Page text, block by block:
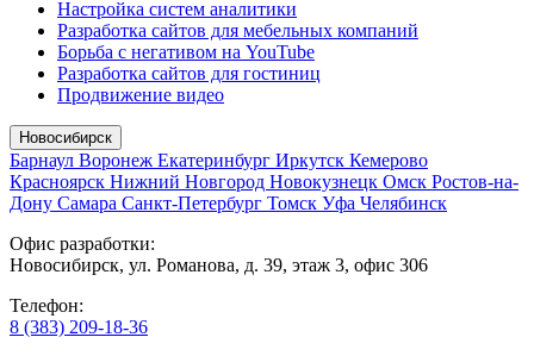
Настройка систем аналитики
Разработка сайтов для мебельных компаний
Борьба с негативом на YouTube
Разработка сайтов для гостиниц
Продвижение видео
Новосибирск
Барнаул Воронеж Екатеринбург Иркутск Кемерово
Красноярск Нижний Новгород Новокузнецк Омск Ростов-на-
Дону Самара Санкт-Петербург Томск Уфа Челябинск
Офис разработки:
Новосибирск, ул. Романова, д. 39, этаж 3, офис 306
Телефон:
8 (383) 209-18-36